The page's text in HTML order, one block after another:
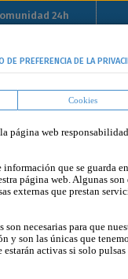
24h
Tarifas Blog
DE PREFERENCIA DE LA
Cookies
página web
que se guarda
página web. Algunas son
externas que prestan
necesarias para que
y son las únicas que
activas si solo pulsas